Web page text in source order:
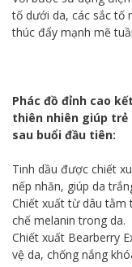
tố dưới da, các sắc tố
thúc đẩy mạnh mẽ
Phác đồ đỉnh cao
thiên nhiên giúp trẻ
sau buổi đầu tiên:
Tinh dầu được chiết
nếp nhăn, giúp da
Chiết xuất từ dâu tằm
chế melanin trong da.
Chiết xuất Bearberry
vệ da, chống nắng